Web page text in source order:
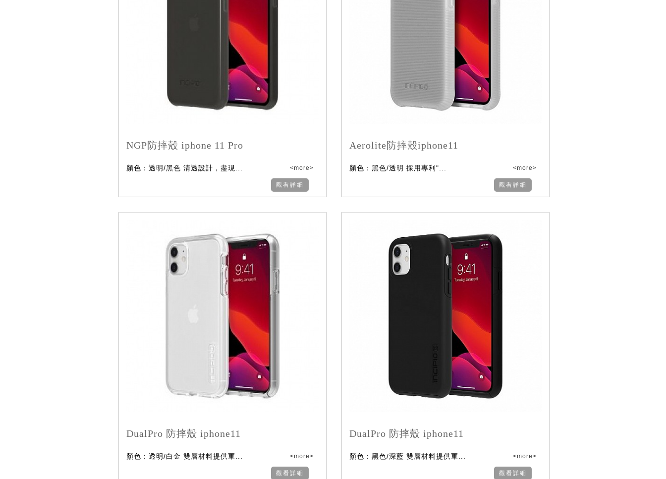
NGP防摔殼 iphone 11 Pro
顏色：透明/黑色 清透設計，盡現... <more>
觀看詳細
Aerolite防摔殼iphone11
顏色：黑色/透明 採用專利"... <more>
觀看詳細
DualPro 防摔殼 iphone11
顏色：透明/白金 雙層材料提供軍... <more>
觀看詳細
DualPro 防摔殼 iphone11
顏色：黑色/深藍 雙層材料提供軍... <more>
觀看詳細